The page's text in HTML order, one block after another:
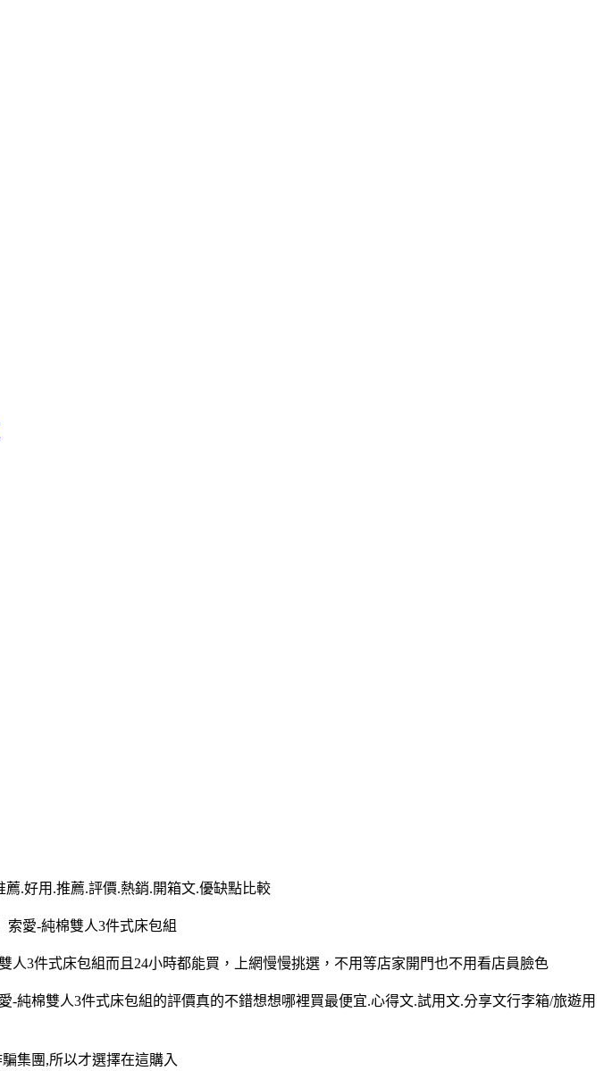
薦.好用.推薦.評價.熱銷.開箱文.優缺點比較
索愛-純棉雙人3件式床包組
人3件式床包組而且24小時都能買，上網慢慢挑選，不用等店家開門也不用看店員臉色
純棉雙人3件式床包組的評價真的不錯想想哪裡買最便宜.心得文.試用文.分享文行李箱/旅遊用
集團,所以才選擇在這購入